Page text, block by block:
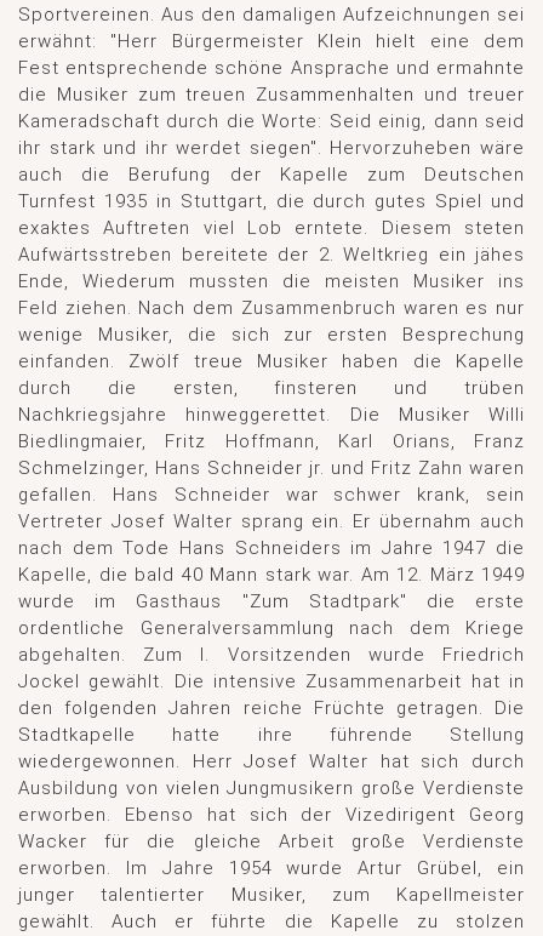
Sportvereinen. Aus den damaligen Aufzeichnungen sei
erwähnt: "Herr Bürgermeister Klein hielt eine dem
Fest entsprechende schöne Ansprache und ermahnte
die Musiker zum treuen Zusammenhalten und treuer
Kameradschaft durch die Worte: Seid einig, dann seid
ihr stark und ihr werdet siegen". Hervorzuheben wäre
auch die Berufung der Kapelle zum Deutschen
Turnfest 1935 in Stuttgart, die durch gutes Spiel und
exaktes Auftreten viel Lob erntete. Diesem steten
Aufwärtsstreben bereitete der 2. Weltkrieg ein jähes
Ende, Wiederum mussten die meisten Musiker ins
Feld ziehen. Nach dem Zusammenbruch waren es nur
wenige Musiker, die sich zur ersten Besprechung
einfanden. Zwölf treue Musiker haben die Kapelle
durch die ersten, finsteren und trüben
Nachkriegsjahre hinweggerettet. Die Musiker Willi
Biedlingmaier, Fritz Hoffmann, Karl Orians, Franz
Schmelzinger, Hans Schneider jr. und Fritz Zahn waren
gefallen. Hans Schneider war schwer krank, sein
Vertreter Josef Walter sprang ein. Er übernahm auch
nach dem Tode Hans Schneiders im Jahre 1947 die
Kapelle, die bald 40 Mann stark war. Am 12. März 1949
wurde im Gasthaus "Zum Stadtpark" die erste
ordentliche Generalversammlung nach dem Kriege
abgehalten. Zum l. Vorsitzenden wurde Friedrich
Jockel gewählt. Die intensive Zusammenarbeit hat in
den folgenden Jahren reiche Früchte getragen. Die
Stadtkapelle hatte ihre führende Stellung
wiedergewonnen. Herr Josef Walter hat sich durch
Ausbildung von vielen Jungmusikern große Verdienste
erworben. Ebenso hat sich der Vizedirigent Georg
Wacker für die gleiche Arbeit große Verdienste
erworben. Im Jahre 1954 wurde Artur Grübel, ein
junger talentierter Musiker, zum Kapellmeister
gewählt. Auch er führte die Kapelle zu stolzen